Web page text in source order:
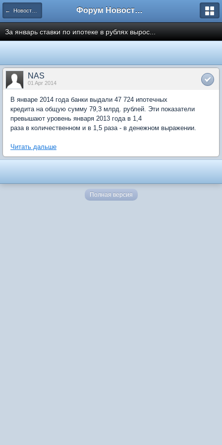
← Новости рынка недвижимости Форум Новостройки
За январь ставки по ипотеке в рублях вырос...
NAS
01 Apr 2014
В январе 2014 года банки выдали 47 724 ипотечных
кредита на общую сумму 79,3 млрд. рублей. Эти показатели
превышают уровень января 2013 года в 1,4
раза в количественном и в 1,5 раза - в денежном выражении.
Читать дальше
Полная версия